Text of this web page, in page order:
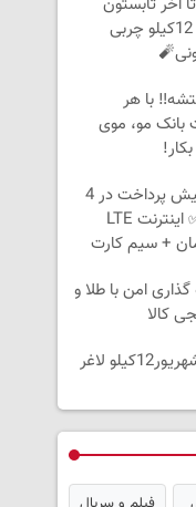
آخر تابستون
حداقل 12کیلو چربی
با هر
مو، موی
بدون پیش پرداخت در 4
قسط ✅ اینترنت LTE
+ سیم کارت
امن با طلا و
کالا
تا آخر شهریور12کیلو لاغر